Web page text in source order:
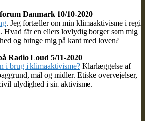
Danmark 10/10-2020
. Jeg fortæller om min klimaaktivisme i regi
Hvad får en ellers lovlydig borger som mig
og bringe mig på kant med loven?
Radio Loud 5/11-2020
i brug i klimaaktivisme? Klarlæggelse af
mål og midler. Etiske overvejelser,
ulydighed i sin aktivisme.